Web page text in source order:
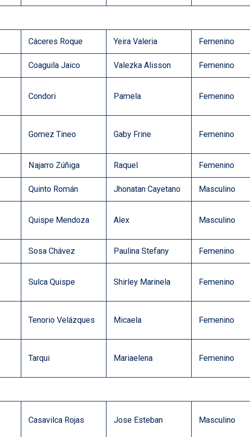
Cáceres Roque Yeira Valeria Femenino
Coaguila Jaico Valezka Alisson Femenino
Condori Pamela Femenino
Gomez Tineo Gaby Frine Femenino
Najarro Zúñiga Raquel Femenino
Quinto Román Jhonatan Cayetano Masculino
Quispe Mendoza Alex Masculino
Sosa Chávez Paulina Stefany Femenino
Sulca Quispe Shirley Marinela Femenino
Tenorio Velázques Micaela Femenino
Tarqui Mariaelena Femenino
Casavilca Rojas Jose Esteban Masculino